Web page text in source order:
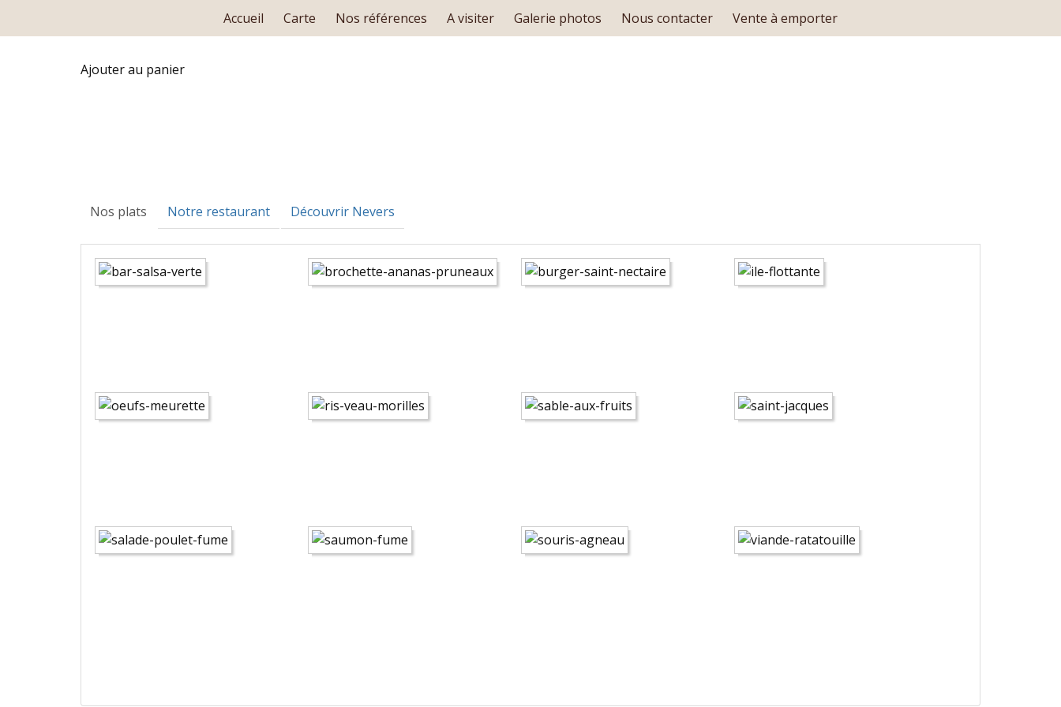
Accueil Carte Nos références A visiter Galerie photos Nous contacter Vente à emporter
Ajouter au panier
Nos plats Notre restaurant Découvrir Nevers